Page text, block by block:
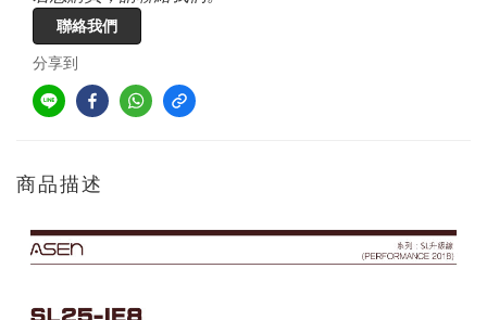
聯絡我們
分享到
商品描述